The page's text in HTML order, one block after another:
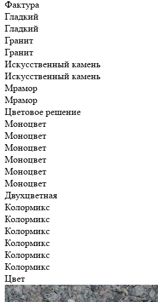
Фактура
Гладкий
Гладкий
Гранит
Гранит
Искусственный камень
Искусственный камень
Мрамор
Мрамор
Цветовое решение
Моноцвет
Моноцвет
Моноцвет
Моноцвет
Моноцвет
Моноцвет
Двухцветная
Колормикс
Колормикс
Колормикс
Колормикс
Колормикс
Колормикс
Цвет